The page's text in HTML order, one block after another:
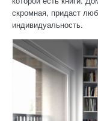
скромная, придаст
индивидуальность.